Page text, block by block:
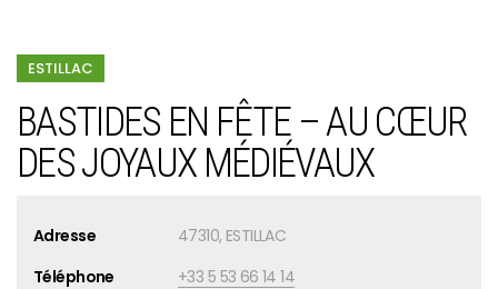
ESTILLAC
BASTIDES EN FÊTE – AU CŒUR
DES JOYAUX MÉDIÉVAUX
Adresse
47310, ESTILLAC
Téléphone
+33 5 53 66 14 14